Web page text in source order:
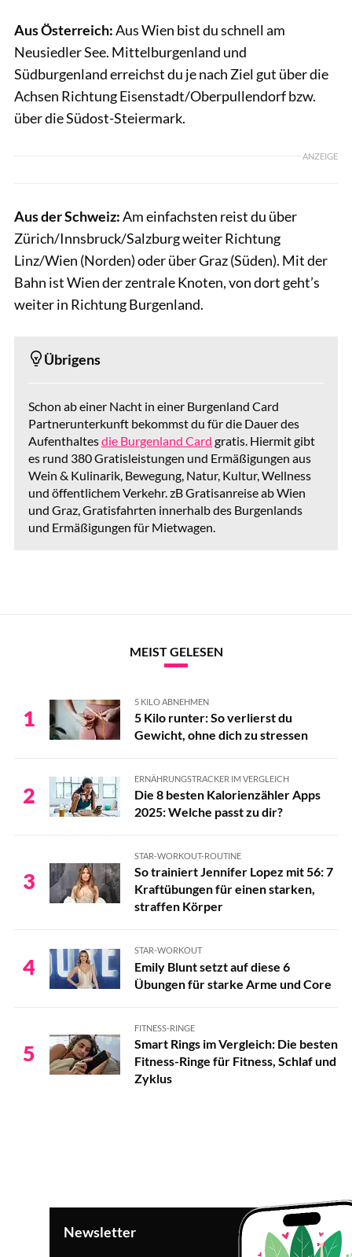
Aus Österreich:Aus Wien bist du schnell am
Neusiedler See. Mittelburgenland und
Südburgenland erreichst du je nach Ziel gut über die
Achsen Richtung Eisenstadt/Oberpullendorf bzw.
über die Südost-Steiermark.
ANZEIGE
Aus der Schweiz:Am einfachsten reist du über
Zürich/Innsbruck/Salzburg weiter Richtung
Linz/Wien (Norden) oder über Graz (Süden). Mit der
Bahn ist Wien der zentrale Knoten, von dort geht’s
weiter in Richtung Burgenland.
Übrigens
Schon ab einer Nacht in einer Burgenland Card
Partnerunterkunft bekommst du für die Dauer des
Aufenthaltesdie Burgenland Card gratis. Hiermit gibt
es rund 380 Gratisleistungen und Ermäßigungen aus
Wein & Kulinarik, Bewegung, Natur, Kultur, Wellness
und öffentlichem Verkehr. zB Gratisanreise ab Wien
und Graz, Gratisfahrten innerhalb des Burgenlands
und Ermäßigungen für Mietwagen.
MEIST GELESEN
1
5 KILO ABNEHMEN
5 Kilo runter: So verlierst du
Gewicht, ohne dich zu stressen
2
ERNÄHRUNGSTRACKER IM VERGLEICH
Die 8 besten Kalorienzähler Apps
2025: Welche passt zu dir?
3
STAR-WORKOUT-ROUTINE
So trainiert Jennifer Lopez mit 56: 7
Kraftübungen für einen starken,
straffen Körper
4
STAR-WORKOUT
Emily Blunt setzt auf diese 6
Übungen für starke Arme und Core
5
FITNESS-RINGE
Smart Rings im Vergleich: Die besten
Fitness-Ringe für Fitness, Schlaf und
Zyklus
Newsletter